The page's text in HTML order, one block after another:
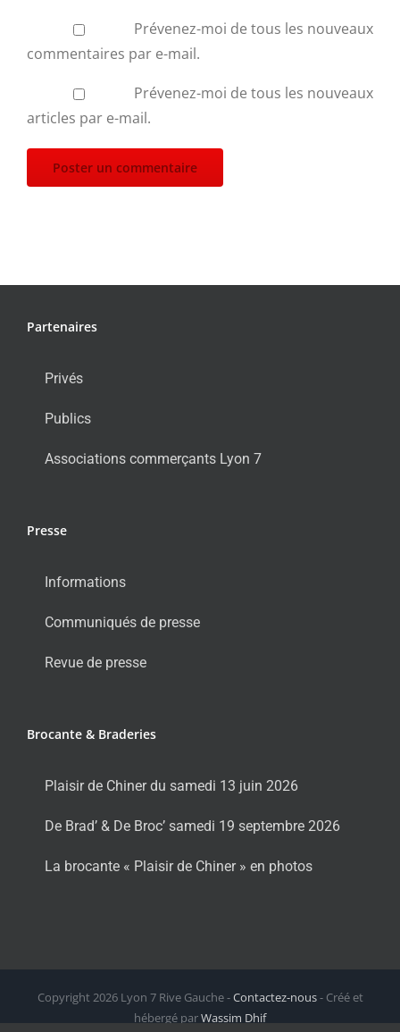
Prévenez-moi de tous les nouveaux
commentaires par e-mail.
Prévenez-moi de tous les nouveaux
articles par e-mail.
Partenaires
Privés
Publics
Associations commerçants Lyon 7
Presse
Informations
Communiqués de presse
Revue de presse
Brocante & Braderies
Plaisir de Chiner du samedi 13 juin 2026
De Brad’ & De Broc’ samedi 19 septembre 2026
La brocante « Plaisir de Chiner » en photos
Copyright 2026 Lyon 7 Rive Gauche -Contactez-nous- Créé et
hébergé parWassim Dhif